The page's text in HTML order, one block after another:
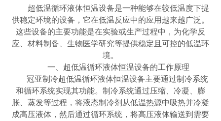
超低温循环液体恒温设备是一种能够在较低温度下提
供稳定环境的设备，它在低温反应中的应用越来越广泛。
这些设备的主要功能是在实验或生产过程中，为化学反
应、材料制备、生物医学研究等提供稳定且可控的低温环
境。
一、超低温循环液体恒温设备的工作原理
冠亚制冷超低温循环液体恒温设备主要通过制冷系统
和循环系统实现其功能。制冷系统通过压缩、冷凝、膨
胀、蒸发等过程，将液态制冷剂从低温热源中吸热并冷凝
成高压液体，然后通过循环系统，将高压液体输送到需要